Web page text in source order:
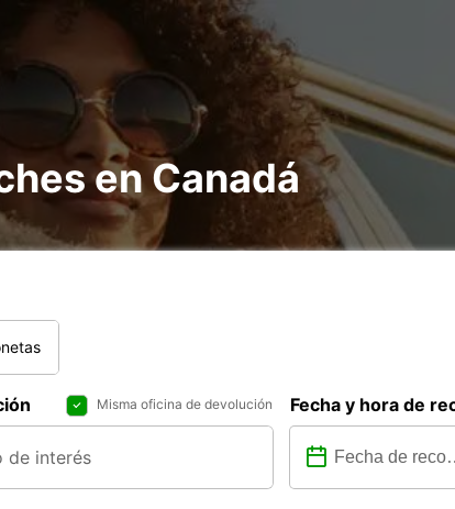
en Canadá
Misma oficina de devolución Fecha y hora de